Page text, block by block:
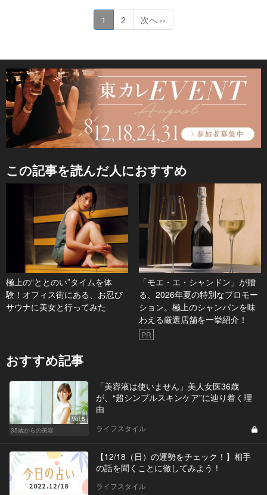
1 2 次へ ››
この記事を読んだ人におすすめ
極上の“ととのい”タイムを体
験！オフィス街にある、お忍び
サウナに美女と行ってみた
「モエ・エ・シャンドン」が贈
る、2026年夏の特別なプロモー
ション。極上のシャンパンを味
わえる厳選店舗を一挙紹介！
PR
おすすめ記事
Vol.5
35歳からの美容
「美容液は使いません」美人女医36歳
が、“超シンプルスキンケア”に辿り着く理
由
ライフスタイル
【12/18（日）の運勢をチェック！】相手
の話を聞くことに徹してみよう！
ライフスタイル